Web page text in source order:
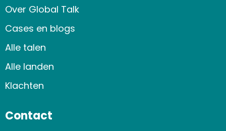
Over Global Talk
Cases en blogs
Alle talen
Alle landen
Klachten
Contact